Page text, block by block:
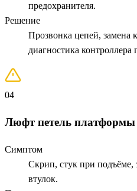
предохранителя.
Решение
Прозвонка цепей, замена
диагностика
04
Люфт петель платформы
Симптом
Скрип, стук при подъёме,
втулок.